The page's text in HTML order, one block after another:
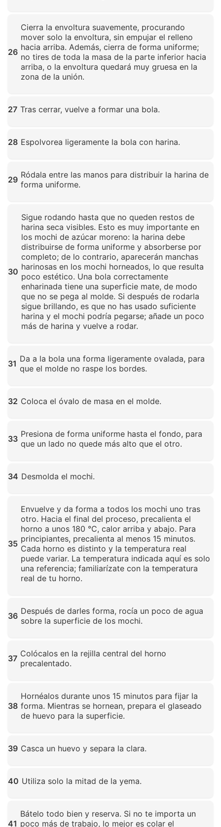
26
Cierra la envoltura suavemente, procurando
mover solo la envoltura, sin empujar el relleno
hacia arriba. Además, cierra de forma uniforme;
no tires de toda la masa de la parte inferior hacia
arriba, o la envoltura quedará muy gruesa en la
zona de la unión.
27 Tras cerrar, vuelve a formar una bola.
28 Espolvorea ligeramente la bola con harina.
29 Ródala entre las manos para distribuir la harina de
forma uniforme.
30
Sigue rodando hasta que no queden restos de
harina seca visibles. Esto es muy importante en
los mochi de azúcar moreno: la harina debe
distribuirse de forma uniforme y absorberse por
completo; de lo contrario, aparecerán manchas
harinosas en los mochi horneados, lo que resulta
poco estético. Una bola correctamente
enharinada tiene una superficie mate, de modo
que no se pega al molde. Si después de rodarla
sigue brillando, es que no has usado suficiente
harina y el mochi podría pegarse; añade un poco
más de harina y vuelve a rodar.
31 Da a la bola una forma ligeramente ovalada, para
que el molde no raspe los bordes.
32 Coloca el óvalo de masa en el molde.
33 Presiona de forma uniforme hasta el fondo, para
que un lado no quede más alto que el otro.
34 Desmolda el mochi.
35
Envuelve y da forma a todos los mochi uno tras
otro. Hacia el final del proceso, precalienta el
horno a unos 180 °C, calor arriba y abajo. Para
principiantes, precalienta al menos 15 minutos.
Cada horno es distinto y la temperatura real
puede variar. La temperatura indicada aquí es solo
una referencia; familiarízate con la temperatura
real de tu horno.
36 Después de darles forma, rocía un poco de agua
sobre la superficie de los mochi.
37 Colócalos en la rejilla central del horno
precalentado.
38
Hornéalos durante unos 15 minutos para fijar la
forma. Mientras se hornean, prepara el glaseado
de huevo para la superficie.
39 Casca un huevo y separa la clara.
40 Utiliza solo la mitad de la yema.
41
Bátelo todo bien y reserva. Si no te importa un
poco más de trabajo, lo mejor es colar el